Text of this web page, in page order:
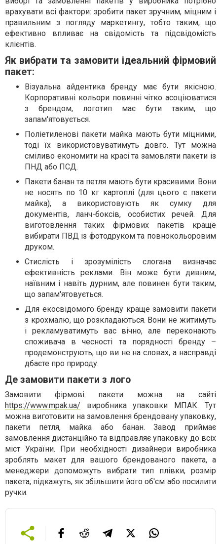
врахувати всі фактори: зробити пакет зручним, міцним і
правильним з погляду маркетингу, тобто таким, що
ефективно впливає на свідомість та підсвідомість
клієнтів.
Як вибрати та замовити ідеальний фірмовий
пакет:
Візуальна айдентика бренду має бути якісною.
Корпоративні кольори повинні чітко асоціюватися
з брендом, логотип має бути таким, що
запам'ятовується.
Поліетиленові пакети майка мають бути міцними,
тоді їх використовуватимуть довго. Тут можна
сміливо економити на красі та замовляти пакети із
ПНД або ПСД.
Пакети банан та петля мають бути красивими. Вони
не носять по 10 кг картоплі (для цього є пакети
майка), а використовують як сумку для
документів, ланч-боксів, особистих речей. Для
виготовлення таких фірмових пакетів краще
вибирати ПВД із фотодруком та повнокольоровим
друком.
Стислість і зрозумілість слогана визначає
ефективність реклами. Він може бути дивним,
наївним і навіть дурним, але повинен бути таким,
що запам'ятовується.
Для екосвідомого бренду краще замовити пакети
з крохмалю, що розкладаються. Вони не житимуть
і рекламуватимуть вас вічно, але переконають
споживача в чесності та порядності бренду –
продемонструють, що ви не на словах, а насправді
дбаєте про природу.
Де замовити пакети з лого
Замовити фірмові пакети можна на сайті
https://www.mpak.ua/ виробника упаковки МПАК. Тут
можна виготовити на замовлення брендовану упаковку,
пакети петля, майка або банан. Завод приймає
замовлення дистанційно та відправляє упаковку до всіх
міст України. При необхідності дизайнери виробника
зроблять макет для вашого брендованого пакета, а
менеджери допоможуть вибрати тип плівки, розмір
пакета, підкажуть, як збільшити його об'єм або посилити
ручки.